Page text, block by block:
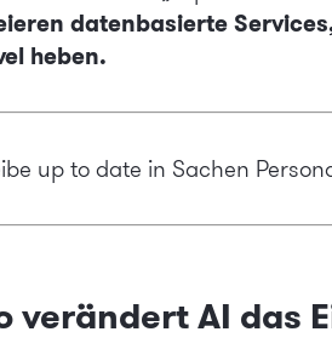
datenbasierte
heben.
up to date in Sachen
verändert AI das